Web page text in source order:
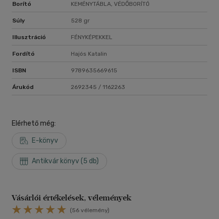
Borító KEMÉNYTÁBLA, VÉDŐBORÍTÓ
Súly 528 gr
Illusztráció FÉNYKÉPEKKEL
Fordító Hajós Katalin
ISBN 9789635669615
Árukód 2692345 / 1162263
Elérhető még:
E-könyv
Antikvár könyv (5 db)
Vásárlói értékelések, vélemények
(56 vélemény)